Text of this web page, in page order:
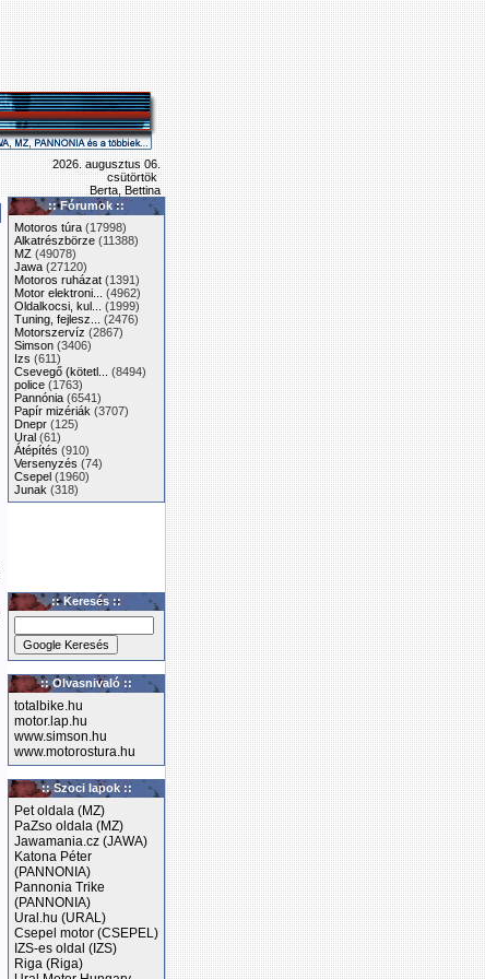
2026. augusztus 06.
csütörtök
Berta, Bettina
:: Fórumok ::
Motoros túra (17998)
Alkatrészbörze (11388)
MZ (49078)
Jawa (27120)
Motoros ruházat (1391)
Motor elektroni...
(4962)
Oldalkocsi, kul...
(1999)
Tuning, fejlesz...
(2476)
Motorszervíz (2867)
Simson (3406)
Izs (611)
Csevegő (kötetl...
(8494)
police (1763)
Pannónia (6541)
Papír mizériák (3707)
Dnepr (125)
Ural (61)
Átépítés (910)
Versenyzés (74)
Csepel (1960)
Junak (318)
:: Keresés ::
:: Olvasnivaló ::
totalbike.hu
motor.lap.hu
www.simson.hu
www.motorostura.hu
:: Szoci lapok ::
Pet oldala (MZ)
PaZso oldala (MZ)
Jawamania.cz (JAWA)
Katona Péter
(PANNONIA)
Pannonia Trike
(PANNONIA)
Ural.hu (URAL)
Csepel motor (CSEPEL)
IZS-es oldal (IZS)
Riga (Riga)